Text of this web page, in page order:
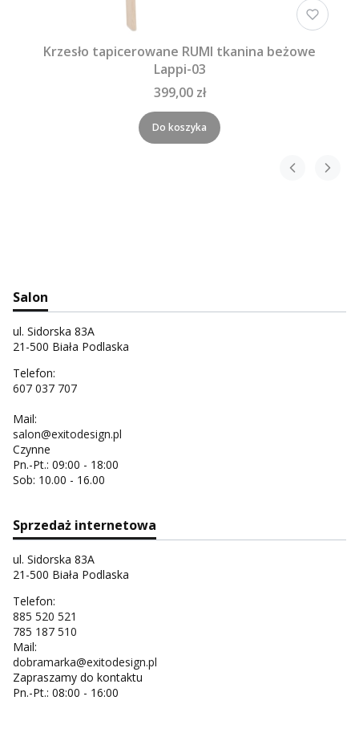
Krzesło tapicerowane RUMI tkanina beżowe
Lappi-03
399,00 zł
Do koszyka
Salon
ul. Sidorska 83A
21-500 Biała Podlaska
Telefon:
607 037 707
Mail:
salon@exitodesign.pl
Czynne
Pn.-Pt.: 09:00 - 18:00
Sob: 10.00 - 16.00
Sprzedaż internetowa
ul. Sidorska 83A
21-500 Biała Podlaska
Telefon:
885 520 521
785 187 510
Mail:
dobramarka@exitodesign.pl
Zapraszamy do kontaktu
Pn.-Pt.: 08:00 - 16:00